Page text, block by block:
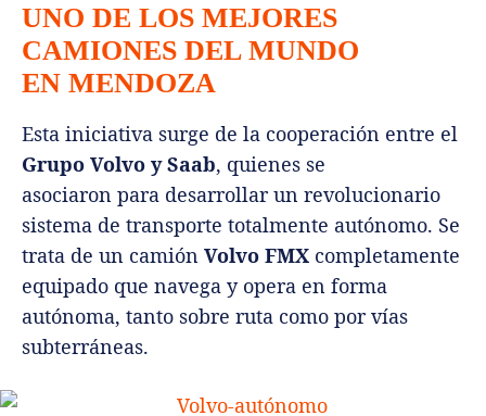
UNO DE LOS MEJORES
CAMIONES DEL MUNDO
EN MENDOZA
Esta iniciativa surge de la cooperación entre el
Grupo Volvo y Saab, quienes se
asociaron para desarrollar un revolucionario
sistema de transporte totalmente autónomo. Se
trata de un camión Volvo FMX completamente
equipado que navega y opera en forma
autónoma, tanto sobre ruta como por vías
subterráneas.